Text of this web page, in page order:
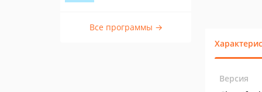
Все программы →
Версия